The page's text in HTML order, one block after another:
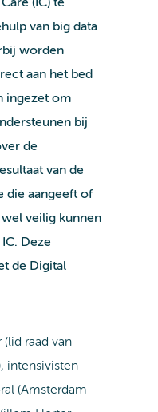
(IC) te
van big data
worden
aan het bed
ingezet om
bij
de
van de
die aangeeft of
veilig kunnen
Deze
de Digital
raad van
intensivisten
(Amsterdam